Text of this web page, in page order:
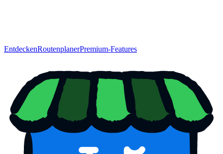
EntdeckenRoutenplanerPremium-Features